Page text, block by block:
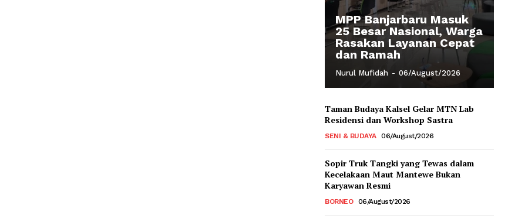
MPP Banjarbaru Masuk
25 Besar Nasional, Warga
Rasakan Layanan Cepat
dan Ramah
Nurul Mufidah - 06/August/2026
Taman Budaya Kalsel Gelar MTN Lab
Residensi dan Workshop Sastra
SENI & BUDAYA 06/August/2026
Sopir Truk Tangki yang Tewas dalam
Kecelakaan Maut Mantewe Bukan
Karyawan Resmi
BORNEO 06/August/2026